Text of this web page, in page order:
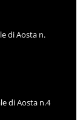
di Aosta n.
di Aosta n.4